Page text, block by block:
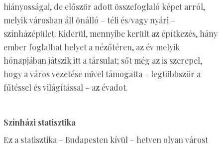
hiányosságai, de először adott összefoglaló képet arról,
melyik városban áll önálló – téli és/vagy nyári –
színházépület. Kiderül, mennyibe került az építkezés, hány
ember foglalhat helyet a nézőtéren, az év melyik
hónapjában játszik itt a társulat; sőt még az is szerepel,
hogy a város vezetése mivel támogatta – legtöbbször a
fűtéssel és világítással – az évadot.
Színházi statisztika
Ez a statisztika – Budapesten kívül – hetven olyan várost